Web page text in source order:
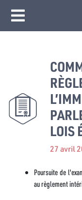
LOIS
27 avril
Poursuite de
au règlement